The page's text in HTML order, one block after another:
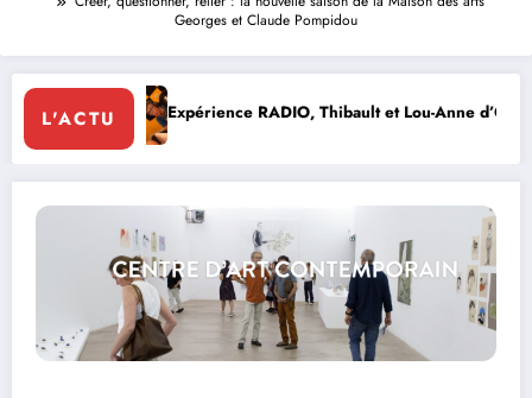
Georges et Claude Pompidou
L'ACTU
Expérience RADIO, Thibault et Lou-Anne d’Olmeto Expo